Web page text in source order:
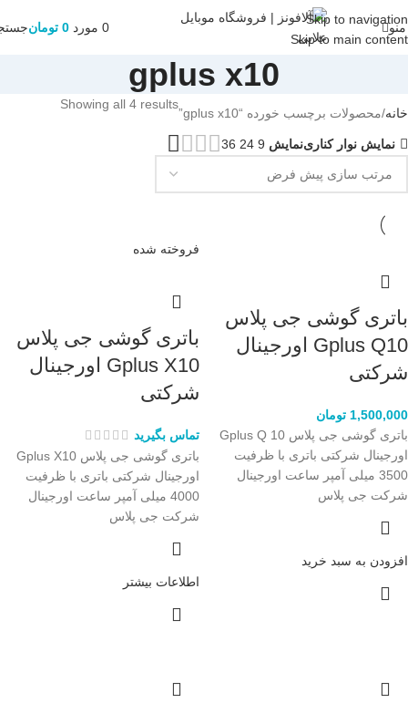
Skip to navigation
Skip to main content
منو 0 مورد 0 تومان
gplus x10
خانه محصولات برچسب خورده “gplus x10”
Showing all 4 results
نمایش نوار کنارینمایش 9
24
36
باتری گوشی جی پلاس
Gplus Q10 اورجینال
شرکتی
1,500,000 تومان
باتری گوشی جی پلاس Gplus Q 10
اورجینال شرکتی باتری با ظرفیت
3500 میلی آمپر ساعت اورجینال
شرکت جی پلاس
افزودن به سبد خرید
فروخته شده
باتری گوشی جی پلاس
Gplus X10 اورجینال
شرکتی
تماس بگیرید
باتری گوشی جی پلاس Gplus X10
اورجینال شرکتی باتری با ظرفیت
4000 میلی آمپر ساعت اورجینال
شرکت جی پلاس
اطلاعات بیشتر